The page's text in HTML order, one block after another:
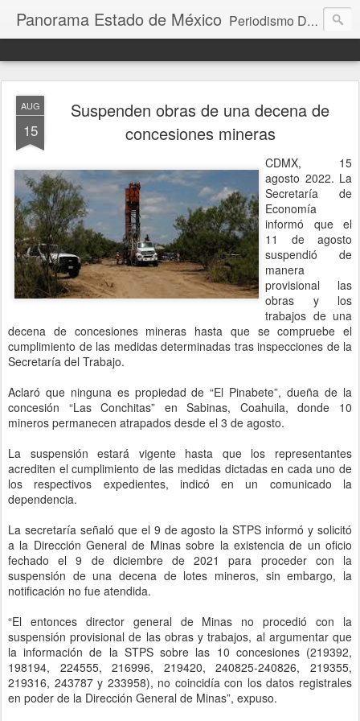
Panorama Estado de México Periodismo Digital
AUG
15
Suspenden obras de una decena de
concesiones mineras
CDMX, 15
agosto 2022. La
Secretaría de
Economía
informó que el
11 de agosto
suspendió de
manera
provisional las
obras y los
trabajos de una
decena de concesiones mineras hasta que se compruebe el
cumplimiento de las medidas determinadas tras inspecciones de la
Secretaría del Trabajo.
Aclaró que ninguna es propiedad de “El Pinabete”, dueña de la
concesión “Las Conchitas” en Sabinas, Coahuila, donde 10
mineros permanecen atrapados desde el 3 de agosto.
La suspensión estará vigente hasta que los representantes
acrediten el cumplimiento de las medidas dictadas en cada uno de
los respectivos expedientes, indicó en un comunicado la
dependencia.
La secretaría señaló que el 9 de agosto la STPS informó y solicitó
a la Dirección General de Minas sobre la existencia de un oficio
fechado el 9 de diciembre de 2021 para proceder con la
suspensión de una decena de lotes mineros, sin embargo, la
notificación no fue atendida.
“El entonces director general de Minas no procedió con la
suspensión provisional de las obras y trabajos, al argumentar que
la información de la STPS sobre las 10 concesiones (219392,
198194, 224555, 216996, 219420, 240825-240826, 219355,
219316, 243787 y 233958), no coincidía con los datos registrales
en poder de la Dirección General de Minas”, expuso.